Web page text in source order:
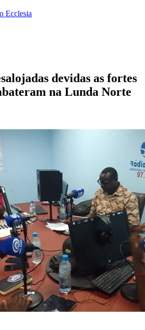
Ecclesia
devidas as fortes
na Lunda Norte